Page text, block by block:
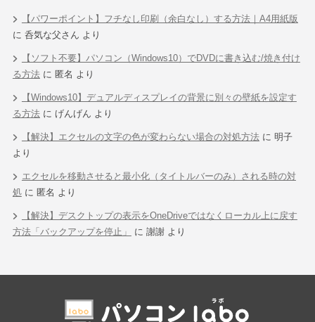
【パワーポイント】フチなし印刷（余白なし）する方法｜A4用紙版
に 呑気な父さん より
【ソフト不要】パソコン（Windows10）でDVDに書き込む/焼き付け
る方法に 匿名 より
【Windows10】デュアルディスプレイの背景に別々の壁紙を設定す
る方法に げんげん より
【解決】エクセルの文字の色が変わらない場合の対処方法に 明子
より
エクセルを移動させると最小化（タイトルバーのみ）される時の対
処に 匿名 より
【解決】デスクトップの表示をOneDriveではなくローカル上に戻す
方法「バックアップを停止」
に 謝謝より